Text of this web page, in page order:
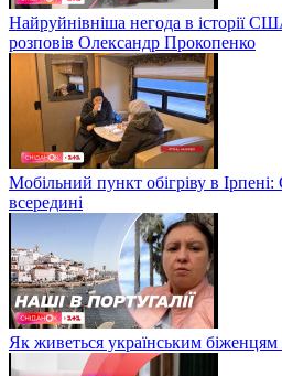
Найруйнівніша негода в історії
розповів Олександр Прокопенко
Мобільний пункт обігріву в
всередині
Як живеться українським біженцям